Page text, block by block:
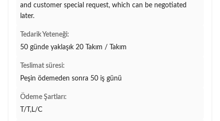
and customer special request, which can be negotiated
later.
Tedarik Yeteneği:
50 günde yaklaşık 20 Takım / Takım
Teslimat süresi:
Peşin ödemeden sonra 50 iş günü
Ödeme Şartları:
T/T,L/C